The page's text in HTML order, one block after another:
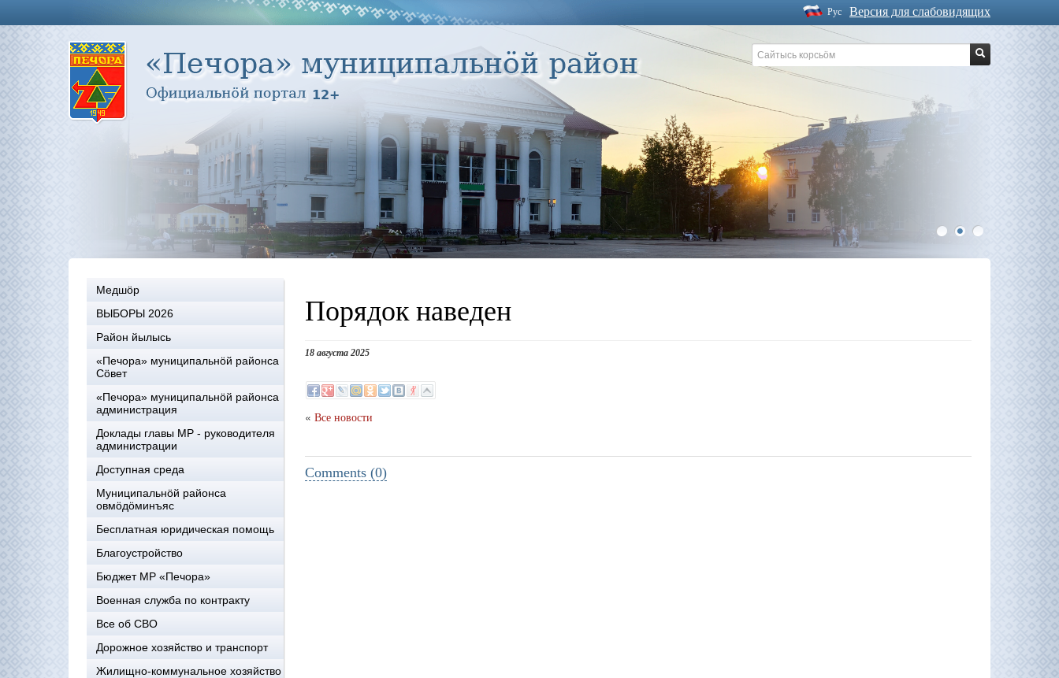
Версия для слабовидящих
Рус
1 2 3
Медшöр
ВЫБОРЫ 2026
Район йылысь
«Печора» муниципальнöй районса
Сöвет
«Печора» муниципальнöй районса
администрация
Доклады главы МР - руководителя
администрации
Доступная среда
Муниципальнöй районса
овмöдöминъяс
Бесплатная юридическая помощь
Благоустройство
Бюджет МР «Печора»
Военная служба по контракту
Все об СВО
Дорожное хозяйство и транспорт
Жилищно-коммунальное хозяйство
Порядок наведен
18 августа 2025
« Все новости
Comments (0)